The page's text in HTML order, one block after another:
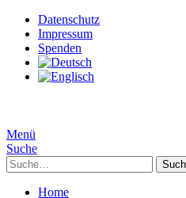
Datenschutz
Impressum
Spenden
Menü
Suche
Suche
Home